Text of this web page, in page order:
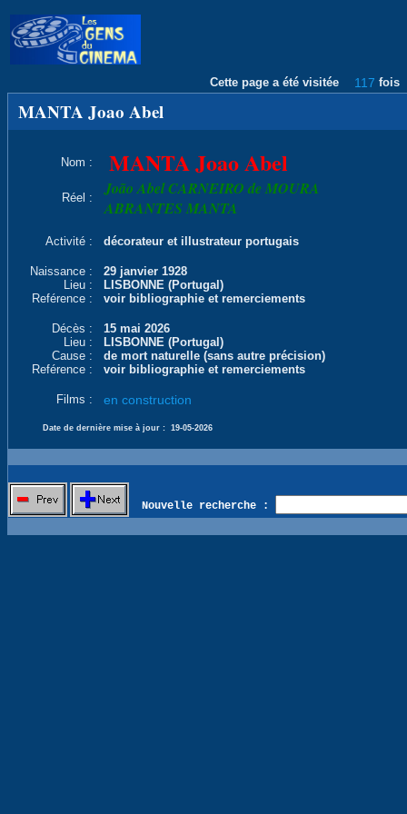
Cette page a été visitée 117 fois
MANTA Joao Abel
Nom : MANTA Joao Abel
Réel :
João Abel CARNEIRO de MOURA
ABRANTES MANTA
Activité : décorateur et illustrateur portugais
Naissance :
29 janvier 1928
Lieu :
LISBONNE (Portugal)
Reférence :
voir bibliographie et remerciements
Décès :
15 mai 2026
Lieu :
LISBONNE (Portugal)
Cause :
de mort naturelle (sans autre précision)
Reférence :
voir bibliographie et remerciements
Films : en construction
Date de dernière mise à jour : 19-05-2026
Nouvelle recherche :